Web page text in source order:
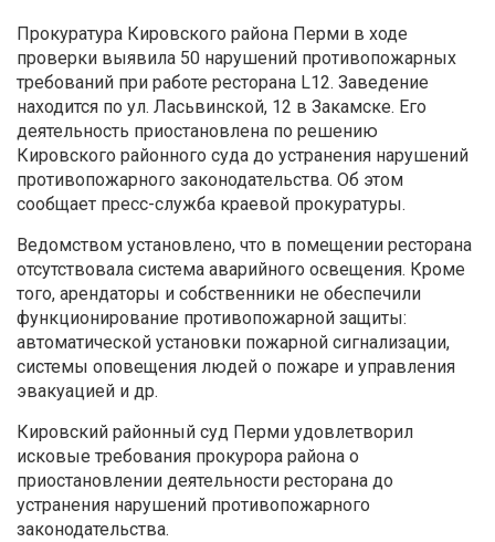
Прокуратура Кировского района Перми в ходе
проверки выявила 50 нарушений противопожарных
требований при работе ресторана L12. Заведение
находится по ул. Ласьвинской, 12 в Закамске. Его
деятельность приостановлена по решению
Кировского районного суда до устранения нарушений
противопожарного законодательства. Об этом
сообщает пресс-служба краевой прокуратуры.
Ведомством установлено, что в помещении ресторана
отсутствовала система аварийного освещения. Кроме
того, арендаторы и собственники не обеспечили
функционирование противопожарной защиты:
автоматической установки пожарной сигнализации,
системы оповещения людей о пожаре и управления
эвакуацией и др.
Кировский районный суд Перми удовлетворил
исковые требования прокурора района о
приостановлении деятельности ресторана до
устранения нарушений противопожарного
законодательства.